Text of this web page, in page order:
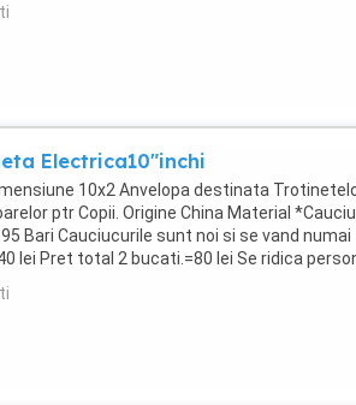
Electrica10"inchi
10x2 Anvelopa destinata
ptr Copii. Origine China Material
Bari Cauciucurile sunt noi si se vand numai
lei Pret total 2 bucati.=80 lei Se ridica
de Est Autogara Obor Nu sunt interesat
Curierat Posta* Pentru alte informatii va
Anunt!